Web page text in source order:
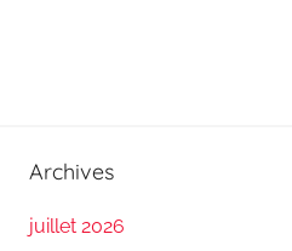
Archives
juillet 2026